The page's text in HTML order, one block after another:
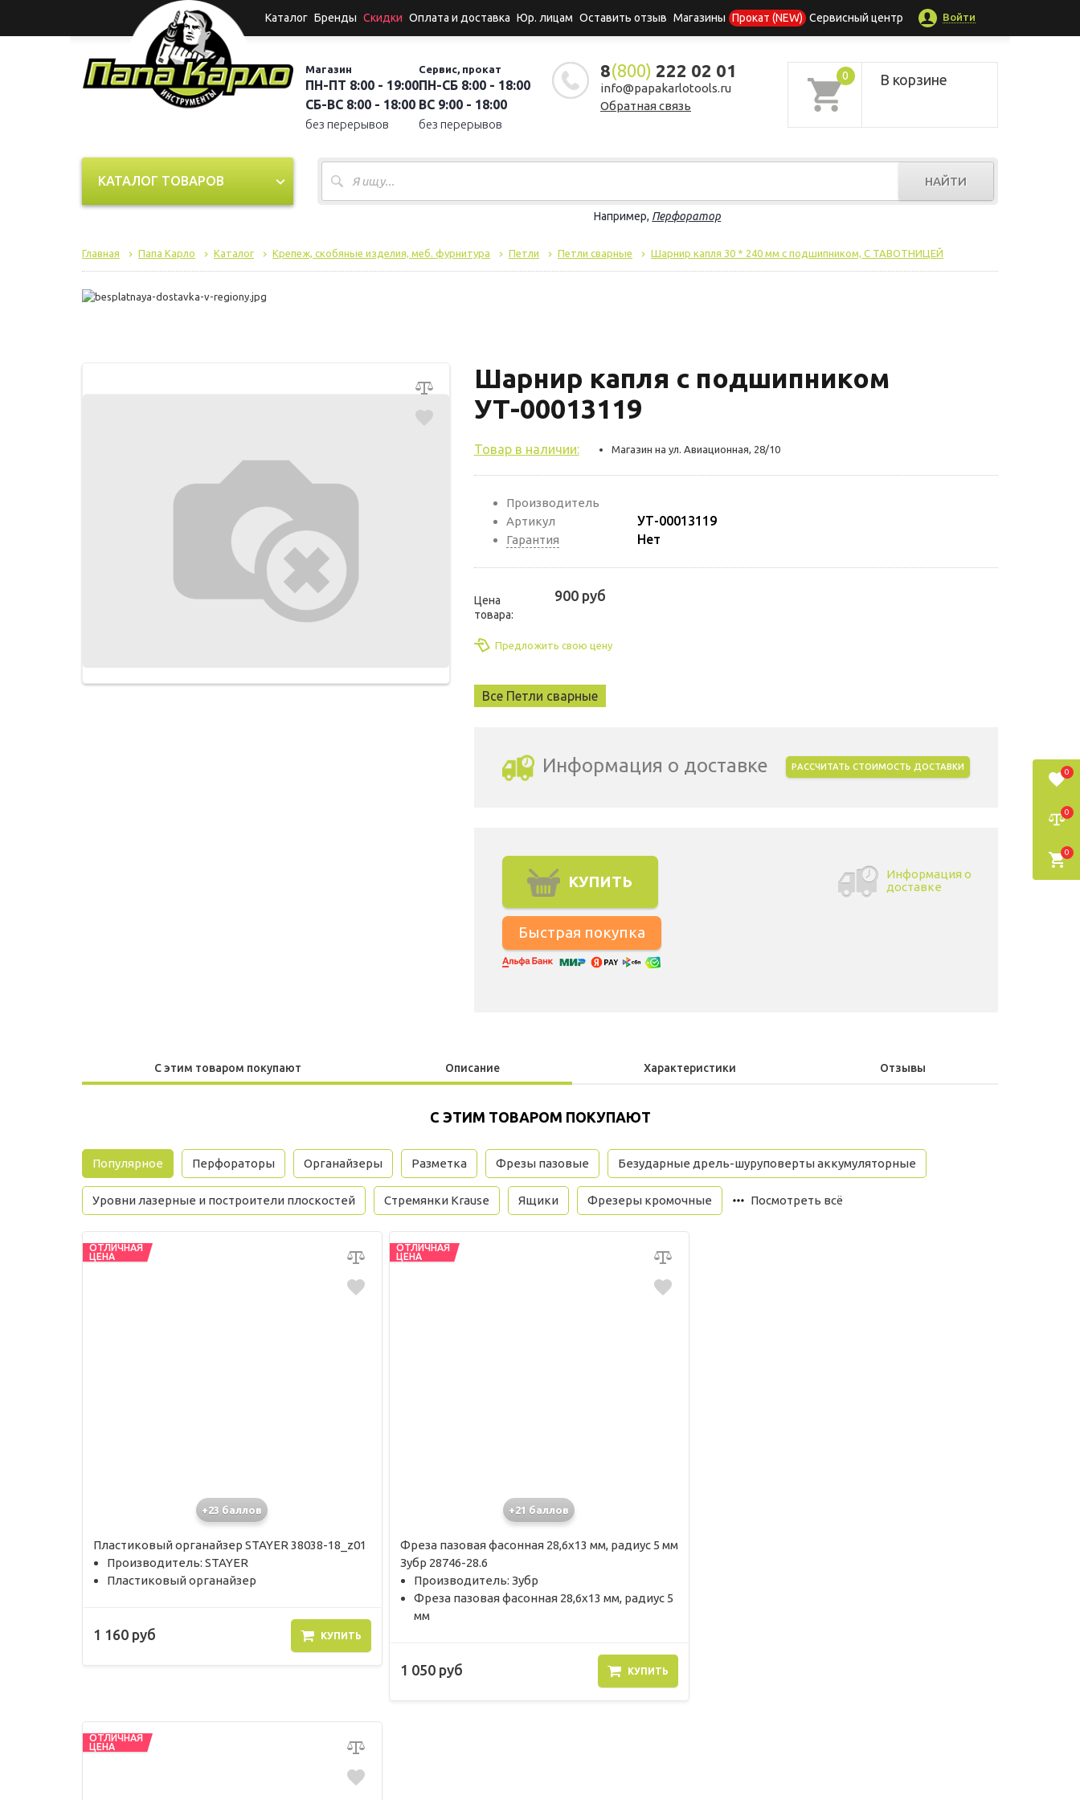
Каталог Бренды Скидки Оплата и доставка Юр. лицам Оставить отзыв Магазины Прокат (NEW) Сервисный центр Войти
Магазин
ПН-ПТ 8:00 - 19:00
СБ-ВС 8:00 - 18:00
без перерывов
Сервис, прокат
ПН-СБ 8:00 - 18:00
ВС 9:00 - 18:00
без перерывов
8(800) 222 02 01
info@papakarlotools.ru
Обратная связь
0 В корзине
НАЙТИ
Например, Перфоратор
КАТАЛОГ ТОВАРОВ
Главная Папа Карло Каталог Крепеж, скобяные изделия, меб. фурнитура Петли Петли сварные Шарнир капля 30 * 240 мм с подшипником, С ТАВОТНИЦЕЙ
Шарнир капля с подшипником
УТ-00013119
Товар в наличии: Магазин на ул. Авиационная, 28/10
Производитель
Артикул
УТ-00013119
Гарантия Нет
Цена
товара:
900 руб
Предложить свою цену
Все Петли сварные
Информация о доставке РАССЧИТАТЬ СТОИМОСТЬ ДОСТАВКИ
КУПИТЬ
Информация о
доставке
С этим товаром покупают Описание Характеристики Отзывы
С ЭТИМ ТОВАРОМ ПОКУПАЮТ
Популярное Перфораторы Органайзеры Разметка Фрезы пазовые Безударные дрель-шуруповерты аккумуляторные
Уровни лазерные и построители плоскостей Стремянки Krause Ящики Фрезеры кромочные Посмотреть всё
ОТЛИЧНАЯ
ЦЕНА
+23 баллов
Пластиковый органайзер STAYER 38038-18_z01
Производитель: STAYER
Пластиковый органайзер
1 160 руб КУПИТЬ
ОТЛИЧНАЯ
ЦЕНА
+21 баллов
Фреза пазовая фасонная 28,6х13 мм, радиус 5 мм
Зубр 28746-28.6
Производитель: Зубр
Фреза пазовая фасонная 28,6х13 мм, радиус 5
мм
1 050 руб КУПИТЬ
ОТЛИЧНАЯ
ЦЕНА
0
0
0